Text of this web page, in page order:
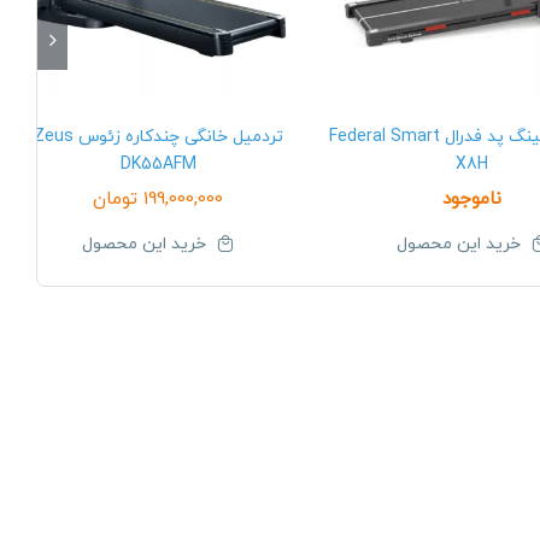
تردمیل واکینگ پد فدرال Federal Smart
X8H
ناموجود
خرید این محصول
تردمیل خانگی چندکاره زئوس Zeus
DK55AFM
199,000,000 تومان
خرید این محصول